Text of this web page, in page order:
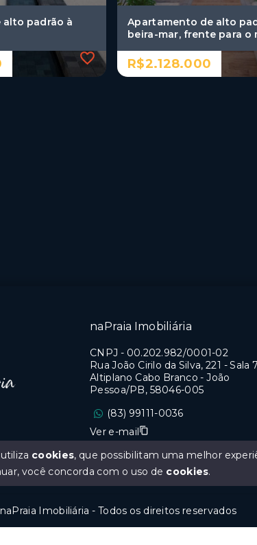
padrão à
Apartamento de alto
beira-mar, frente para o
R$2.128.000
naPraia Imobiliária
CNPJ - 00.202.982/0001-02
Rua João Cirilo da Silva, 221 - Sala
Altiplano Cabo Branco - João
Pessoa/PB, 58046-005
(83) 99111-0036
Ver e-mail
CRECI PB 0669J
Imobiliária - Todos os direitos reservados
cookies, que possibilitam uma melhor
você concorda com o uso de cookies.